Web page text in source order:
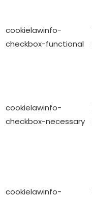
cookielawinfo-
checkbox-functional
cookielawinfo-
checkbox-necessary
cookielawinfo-